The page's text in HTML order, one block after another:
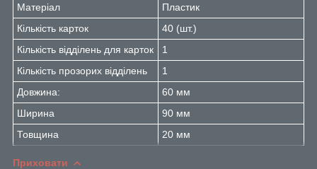
Матеріал
Пластик
Кількість карток
40 (шт.)
Кількість відділень для карток
1
Кількість прозорих відділень
1
Довжина:
60 мм
Ширина
90 мм
Товщина
20 мм
Приховати